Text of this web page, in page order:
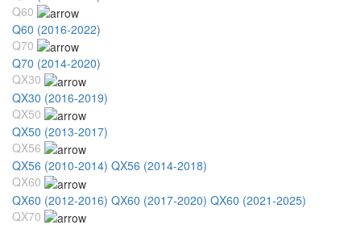
Q60
Q60 (2016-2022)
Q70
Q70 (2014-2020)
QX30
QX30 (2016-2019)
QX50
QX50 (2013-2017)
QX56
QX56 (2010-2014) QX56 (2014-2018)
QX60
QX60 (2012-2016) QX60 (2017-2020) QX60 (2021-2025)
QX70